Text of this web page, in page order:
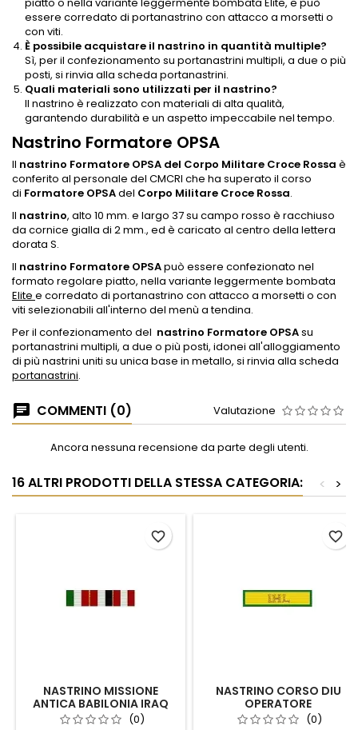
essere corredato di portanastrino con attacco a morsetti o
con viti.
È possibile acquistare il nastrino in quantità multiple?
Sì, per il confezionamento su portanastrini multipli, a due o più
posti, si rinvia alla scheda portanastrini.
Quali materiali sono utilizzati per il nastrino?
Il nastrino è realizzato con materiali di alta qualità,
garantendo durabilità e un aspetto impeccabile nel tempo.
Nastrino Formatore OPSA
Il nastrino Formatore OPSA del Corpo Militare Croce Rossa è
conferito al personale del CMCRI che ha superato il corso
di Formatore OPSAdel Corpo Militare Croce Rossa.
ll nastrino, alto 10 mm. e largo 37 su campo rosso è racchiuso
da cornice gialla di 2 mm., ed è caricato al centro della lettera
dorata S.
Il nastrino Formatore OPSApuò essere confezionato nel
formato regolare piatto, nella variante leggermente bombata
Elite e corredato di portanastrino con attacco a morsetti o con
viti selezionabili all'interno del menù a tendina.
Per il confezionamento del nastrino Formatore OPSAsu
portanastrini multipli, a due o più posti, idonei all'alloggiamento
di più nastrini uniti su unica base in metallo, si rinvia alla scheda
portanastrini.
COMMENTI (0) Valutazione
Ancora nessuna recensione da parte degli utenti.
16 ALTRI PRODOTTI DELLA STESSA CATEGORIA: >
<
NASTRINO MISSIONE
ANTICA BABILONIA IRAQ
CROCE ROSSA
(0)
favorite_border
NASTRINO CORSO DIU
OPERATORE
INTERNAZIONALE
(0)
favorite_border